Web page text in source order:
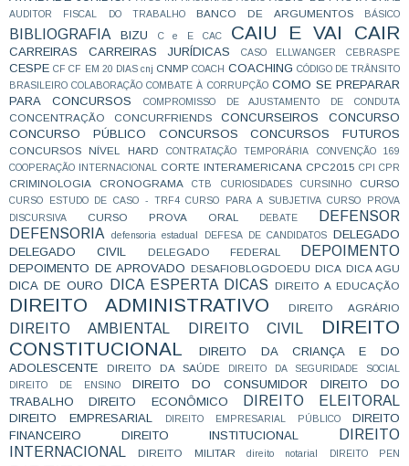
AUDITOR FISCAL DO TRABALHO BANCO DE ARGUMENTOS BÁSICO
BIBLIOGRAFIA BIZU C e E CAC CAIU E VAI CAIR
CARREIRAS CARREIRAS JURÍDICAS CASO ELLWANGER CEBRASPE
CESPE CF CF EM 20 DIAS cnj CNMP COACH COACHING CÓDIGO DE TRÂNSITO
BRASILEIRO COLABORAÇÃO COMBATE À CORRUPÇÃO COMO SE PREPARAR
PARA CONCURSOS
COMPROMISSO DE AJUSTAMENTO DE CONDUTA
CONCENTRAÇÃO CONCURFRIENDS CONCURSEIROS
CONCURSO
CONCURSO PÚBLICO
CONCURSOS CONCURSOS FUTUROS
CONCURSOS NÍVEL HARD CONTRATAÇÃO TEMPORÁRIA
CONVENÇÃO 169
COOPERAÇÃO INTERNACIONAL CORTE INTERAMERICANA CPC2015 CPI CPR
CRIMINOLOGIA CRONOGRAMA CTB CURIOSIDADES CURSINHO CURSO
CURSO ESTUDO DE CASO - TRF4 CURSO PARA A SUBJETIVA
CURSO PROVA
DISCURSIVA
CURSO PROVA ORAL DEBATE
DEFENSOR
DEFENSORIA
defensoria estadual DEFESA DE CANDIDATOS
DELEGADO
DELEGADO CIVIL
DELEGADO FEDERAL DEPOIMENTO
DEPOIMENTO DE APROVADO DESAFIOBLOGDOEDU DICA DICA AGU
DICA DE OURO DICA ESPERTA DICAS DIREITO A EDUCAÇÃO
DIREITO ADMINISTRATIVO DIREITO AGRÁRIO
DIREITO AMBIENTAL DIREITO CIVIL
DIREITO
CONSTITUCIONAL
DIREITO DA CRIANÇA E DO
ADOLESCENTE
DIREITO DA SAÚDE
DIREITO DA SEGURIDADE SOCIAL
DIREITO DE ENSINO
DIREITO DO CONSUMIDOR
DIREITO DO
TRABALHO
DIREITO ECONÔMICO DIREITO ELEITORAL
DIREITO EMPRESARIAL DIREITO EMPRESARIAL PÚBLICO
DIREITO
FINANCEIRO
DIREITO INSTITUCIONAL
DIREITO
INTERNACIONAL
DIREITO MILITAR direito notarial DIREITO PEN